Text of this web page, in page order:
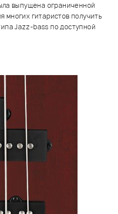
выпущена ограниченной
многих гитаристов получить
Jazz-bass по доступной